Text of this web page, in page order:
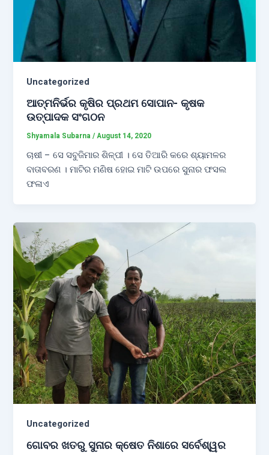
Uncategorized
ଆତ୍ମନିର୍ଭର କୃଷିର ପ୍ରଥମ ସୋପାନ- କୃଷକ
ଉତ୍ପାଦକ ସଂଗଠନ
Shyamala Subarna/August 14, 2020
ଚାଷୀ – ସେ ସବୁଜିମାର ଶିଳ୍ପୀ । ସେ ତିଆରି କରେ ଶ୍ୟାମଳର
ବାତାବରଣ । ମାଟିର ମଣିଷ ହୋଇ ମାଟି ଉପରେ ସୁନାର ଫସଲ
ଫଳାଏ
Uncategorized
ଗୋବର ଖତରୁ ସୁନାର କ୍ଷେତ ନିଶାରେ ସର୍ବେଶ୍ୱର